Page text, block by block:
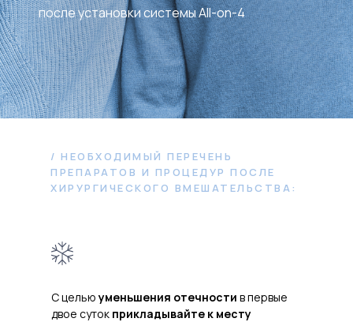
после установки системы All-on-4
после установки системы All-on-4
/ НЕОБХОДИМЫЙ ПЕРЕЧЕНЬ
ПРЕПАРАТОВ И ПРОЦЕДУР ПОСЛЕ
ХИРУРГИЧЕСКОГО ВМЕШАТЕЛЬСТВА:
С цельюуменьшения отечности в первые
двое суток прикладывайте к месту